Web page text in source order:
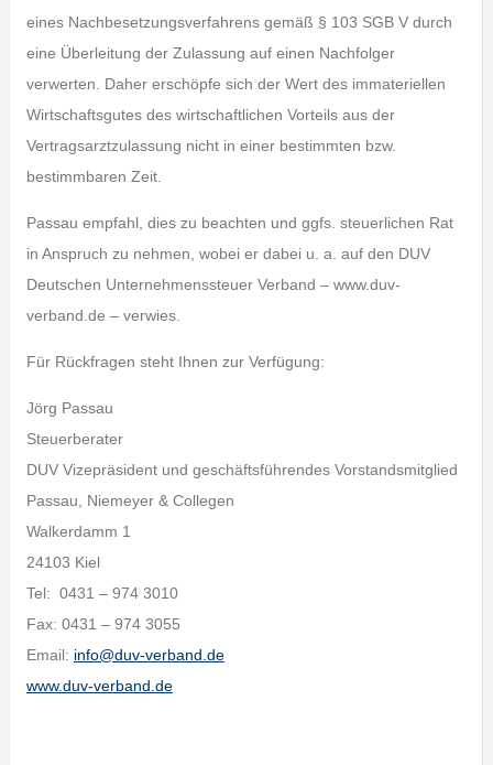
eines Nachbesetzungsverfahrens gemäß § 103 SGB V durch
eine Überleitung der Zulassung auf einen Nachfolger
verwerten. Daher erschöpfe sich der Wert des immateriellen
Wirtschaftsgutes des wirtschaftlichen Vorteils aus der
Vertragsarztzulassung nicht in einer bestimmten bzw.
bestimmbaren Zeit.
Passau empfahl, dies zu beachten und ggfs. steuerlichen Rat
in Anspruch zu nehmen, wobei er dabei u. a. auf den DUV
Deutschen Unternehmenssteuer Verband – www.duv-
verband.de – verwies.
Für Rückfragen steht Ihnen zur Verfügung:
Jörg Passau
Steuerberater
DUV Vizepräsident und geschäftsführendes Vorstandsmitglied
Passau, Niemeyer & Collegen
Walkerdamm 1
24103 Kiel
Tel: 0431 – 974 3010
Fax: 0431 – 974 3055
Email: info@duv-verband.de
www.duv-verband.de